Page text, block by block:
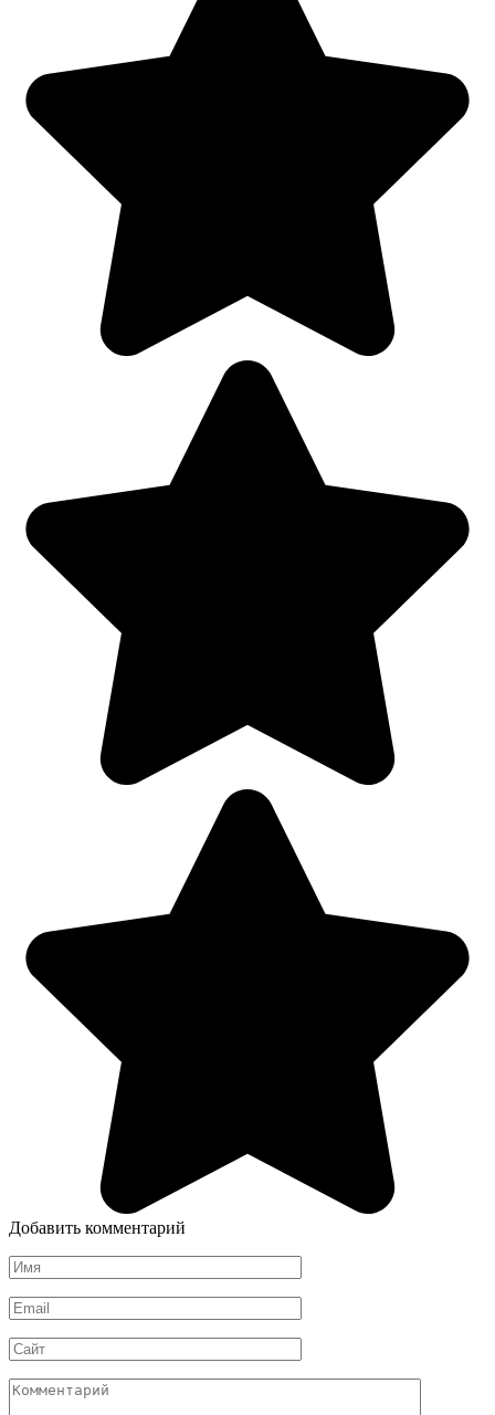
Добавить комментарий
Имя
*
Email
*
Сайт
Комментарий